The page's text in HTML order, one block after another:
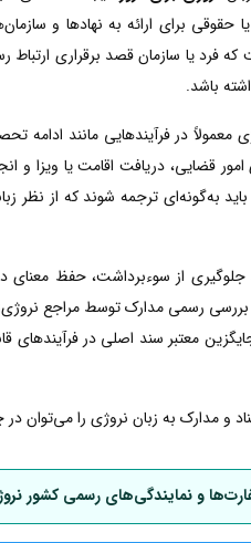
برای ارائه به نهادها و
فرد یا سازمان قصد برقراری ارتباط
باشد.
معمولاً در فرآیندهایی مانند ادامه
قضایی، دریافت اقامت یا ویزا و
به‌گونه‌ای ترجمه شوند که از نظر
جلوگیری از سوءبرداشت، حفظ معنای
رسمی مدارک توسط مراجع
معتبر سند اصلی در فرآیندهای
و مدارک به زبان نروژی را می‌توان
و نمایندگی‌های رسمی کشور